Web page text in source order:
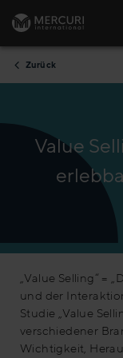
Zum
Zurück
Value
„Value Selling“ =
und der
Studie „Value
verschiedener
Wichtigkeit,